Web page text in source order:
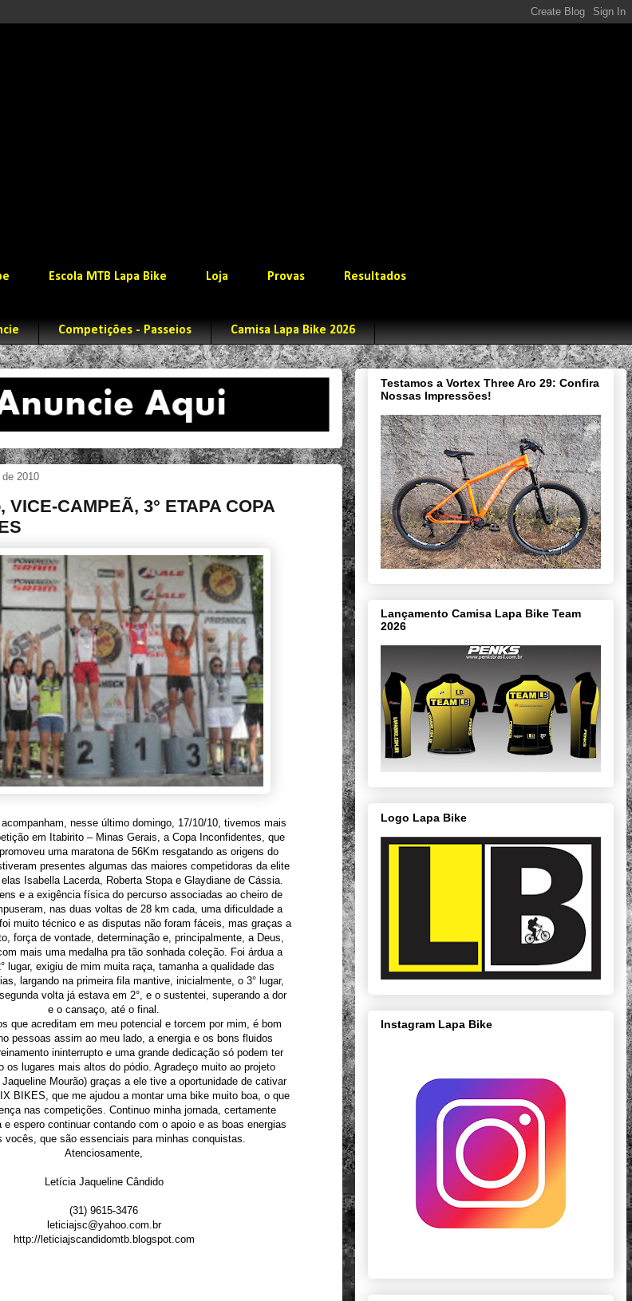
Escola MTB Lapa Bike Loja Provas Resultados
Competições - Passeios Camisa Lapa Bike 2026
2010
CAMPEÃ, 3° ETAPA COPA
nesse último domingo, 17/10/10, tivemos mais
em Itabirito – Minas Gerais, a Copa Inconfidentes, que
uma maratona de 56Km resgatando as origens do
presentes algumas das maiores competidoras da elite
Isabella Lacerda, Roberta Stopa e Glaydiane de Cássia.
e a exigência física do percurso associadas ao cheiro de
nas duas voltas de 28 km cada, uma dificuldade a
muito técnico e as disputas não foram fáceis, mas graças a
força de vontade, determinação e, principalmente, a Deus,
mais uma medalha pra tão sonhada coleção. Foi árdua a
lugar, exigiu de mim muita raça, tamanha a qualidade das
largando na primeira fila mantive, inicialmente, o 3° lugar,
volta já estava em 2°, e o sustentei, superando a dor
e o cansaço, até o final.
que acreditam em meu potencial e torcem por mim, é bom
pessoas assim ao meu lado, a energia e os bons fluidos
ininterrupto e uma grande dedicação só podem ter
os lugares mais altos do pódio. Agradeço muito ao projeto
Mourão) graças a ele tive a oportunidade de cativar
BIKES, que me ajudou a montar uma bike muito boa, o que
nas competições. Continuo minha jornada, certamente
e espero continuar contando com o apoio e as boas energias
vocês, que são essenciais para minhas conquistas.
Atenciosamente,
Letícia Jaqueline Cândido
(31) 9615-3476
leticiajsc@yahoo.com.br
http://leticiajscandidomtb.blogspot.com
Testamos a Vortex Three Aro 29: Confira
Nossas Impressões!
Lançamento Camisa Lapa Bike Team
2026
Logo Lapa Bike
Instagram Lapa Bike